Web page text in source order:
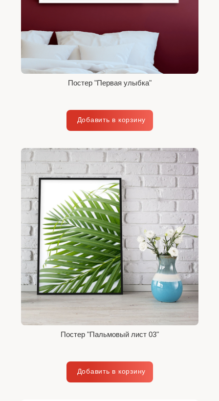
Постер "Первая улыбка"
Постер "Пальмовый лист 03"